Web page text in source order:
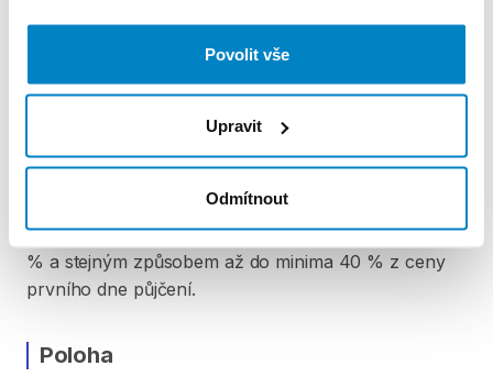
Povolit vše
Upravit
Odmítnout
ZÁLOHA A SLEVA Z PŮJČKY
jiná záloha. Za vypůjčení zaplatíte předem online
platební kartou. Sleva je automaticky vypočítána a
odečtena za každý den výpůjčky počínaje 4. dnem
10 % z ceny předchozího dne. To znamená, že za 4.
den výpůjčky zaplatíte 90 % z denní sazby, 5. den 81
% a stejným způsobem až do minima 40 % z ceny
prvního dne půjčení.
Poloha